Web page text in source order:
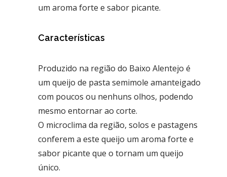
um aroma forte e sabor picante.
Características
Produzido na região do Baixo Alentejo é
um queijo de pasta semimole amanteigado
com poucos ou nenhuns olhos, podendo
mesmo entornar ao corte.
O microclima da região, solos e pastagens
conferem a este queijo um aroma forte e
sabor picante que o tornam um queijo
único.